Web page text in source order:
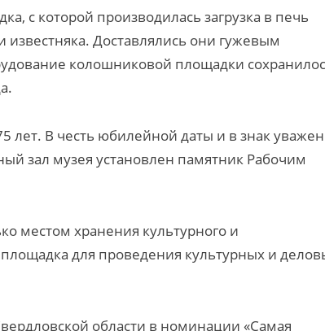
с которой производилась загрузка в печь
Доставлялись они гужевым
колошниковой площадки
лет. В честь юбилейной даты и в знак
зал музея установлен памятник Рабочим
местом хранения культурного и
для проведения культурных и
области в номинации «Самая